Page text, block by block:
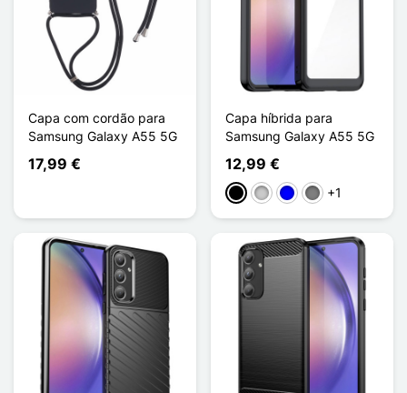
Capa com cordão para
Samsung Galaxy A55 5G
17,99 €
Capa híbrida para
Samsung Galaxy A55 5G
12,99 €
PretoTransparente
AzulGris Transparent
+1